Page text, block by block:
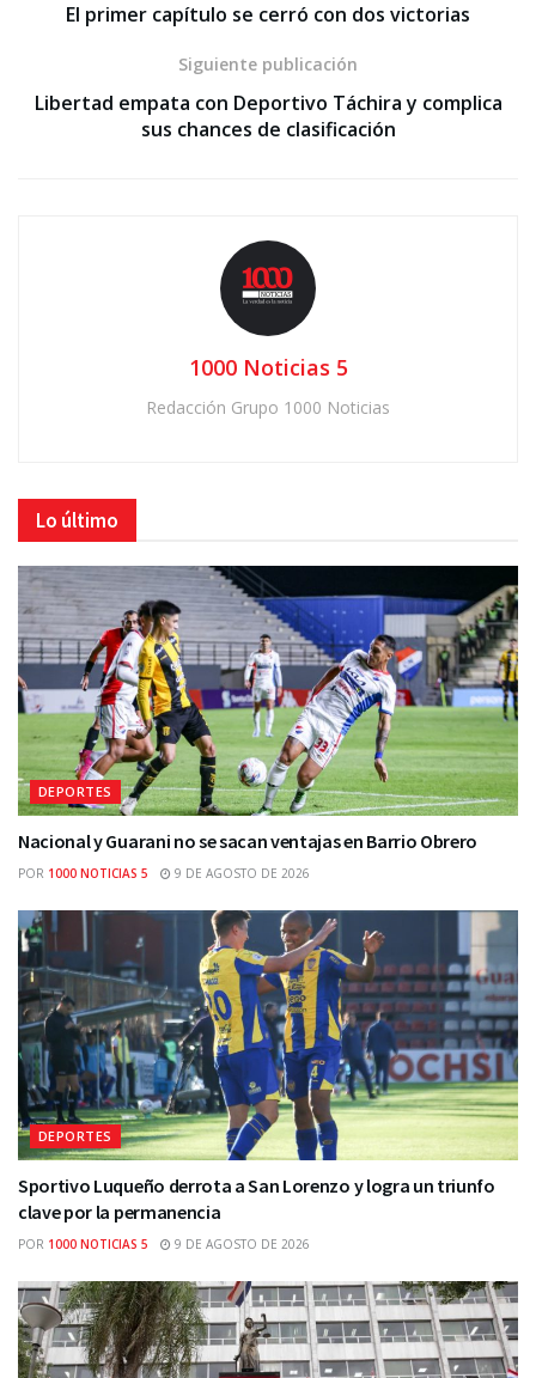
El primer capítulo se cerró con dos victorias
Siguiente publicación
Libertad empata con Deportivo Táchira y complica
sus chances de clasificación
1000 Noticias 5
Redacción Grupo 1000 Noticias
Lo último
DEPORTES
Nacional y Guarani no se sacan ventajas en Barrio Obrero
POR 1000 NOTICIAS 5 9 DE AGOSTO DE 2026
DEPORTES
Sportivo Luqueño derrota a San Lorenzo y logra un triunfo
clave por la permanencia
POR 1000 NOTICIAS 5 9 DE AGOSTO DE 2026